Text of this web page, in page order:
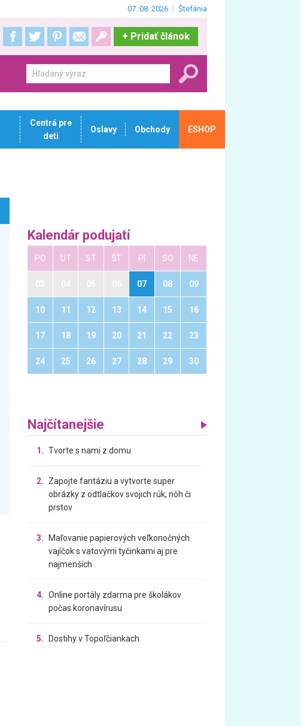
07. 08. 2026 Štefánia
+ Pridať článok
Centrá pre
deti
Oslavy Obchody ESHOP
Kalendár podujatí
PO UT ST ŠT PI SO NE
07 08 09
10 11 12 13 14 15 16
17 18 19 20 21 22 23
24 25 26 27 28 29 30
Najčítanejšie
1. Tvorte s nami z domu
2.
Zapojte fantáziu a vytvorte super
obrázky z odtlačkov svojich rúk, nôh či
prstov
3.
Maľovanie papierových veľkonočných
vajíčok s vatovými tyčinkami aj pre
najmenších
4. Online portály zdarma pre školákov
počas koronavírusu
5. Dostihy v Topoľčiankach